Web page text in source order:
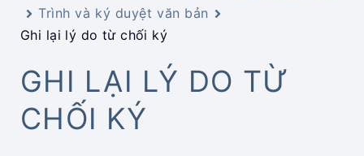
Trình và ký duyệt văn bản
Ghi lại lý do từ chối ký
GHI LẠI LÝ DO TỪ
CHỐI KÝ